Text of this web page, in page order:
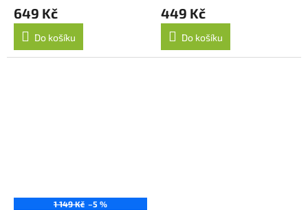
649 Kč
Do košíku
449 Kč
Do košíku
1 149 Kč –5 %